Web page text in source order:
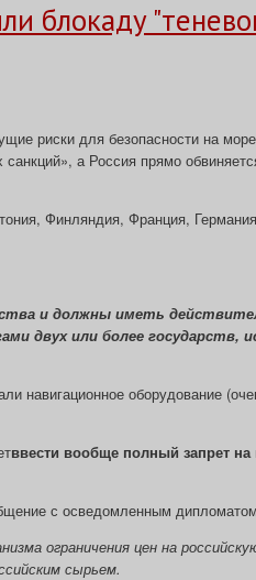
блокаду
риски для безопасности на
а Россия прямо
Финляндия, Франция,
и должны иметь
двух или более государств,
навигационное оборудование
ввести вообще полный запрет
с осведомленным
ограничения цен на
сырьем.